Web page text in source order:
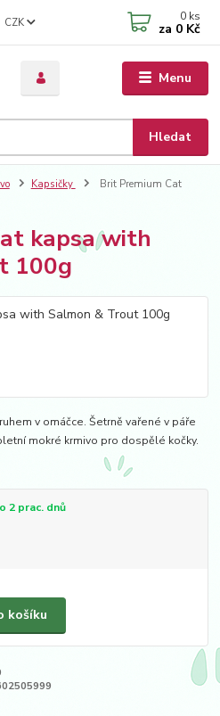
Menu
CZK
Hledat
0 ks
za 0 Kč
Kapsičky
Brit Premium Cat
kapsa with
100g
v omáčce. Šetrně vařené v páře
mokré krmivo pro dospělé kočky.
2 prac. dnů
košíku